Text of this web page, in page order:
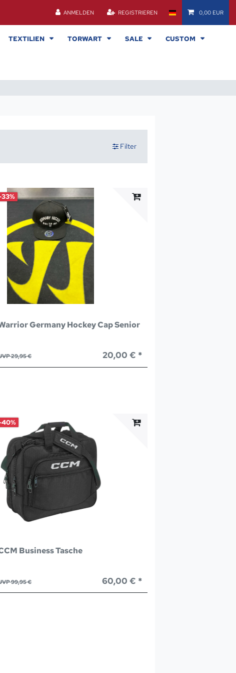
ANMELDEN REGISTRIEREN 0,00 EUR
TEXTILIEN TORWART SALE CUSTOM
Filter
Germany Hockey Cap Senior
29,95 € 20,00 € *
Business Tasche
99,95 € 60,00 € *